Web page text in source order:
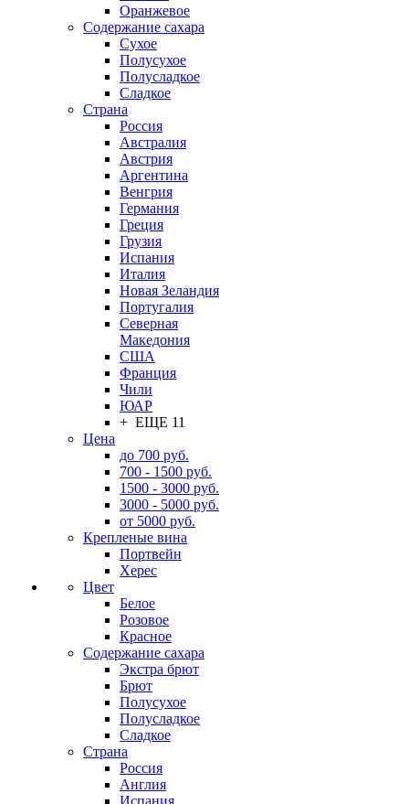
Оранжевое
Содержание сахара
Сухое
Полусухое
Полусладкое
Сладкое
Страна
Россия
Австралия
Австрия
Аргентина
Венгрия
Германия
Греция
Грузия
Испания
Италия
Новая Зеландия
Португалия
Северная
Македония
США
Франция
Чили
ЮАР
+ ЕЩЕ 11
Цена
до 700 руб.
700 - 1500 руб.
1500 - 3000 руб.
3000 - 5000 руб.
от 5000 руб.
Крепленые вина
Портвейн
Херес
Цвет
Белое
Розовое
Красное
Содержание сахара
Экстра брют
Брют
Полусухое
Полусладкое
Сладкое
Страна
Россия
Англия
Испания